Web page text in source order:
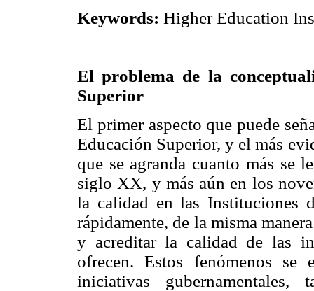
Keywords: Higher Education
El problema de la
Superior
El primer aspecto que puede
Educación Superior, y el más
que se agranda cuanto más se
siglo XX, y más aún en los
la calidad en las Instituciones
rápidamente, de la misma
y acreditar la calidad de las
ofrecen. Estos fenómenos
iniciativas